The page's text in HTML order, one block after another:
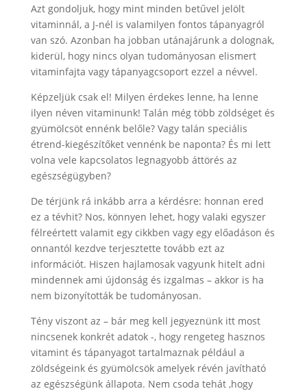
Azt gondoljuk, hogy mint minden betűvel jelölt
vitaminnál, a J-nél is valamilyen fontos tápanyagról
van szó. Azonban ha jobban utánajárunk a dolognak,
kiderül, hogy nincs olyan tudományosan elismert
vitaminfajta vagy tápanyagcsoport ezzel a névvel.
Képzeljük csak el! Milyen érdekes lenne, ha lenne
ilyen néven vitaminunk! Talán még több zöldséget és
gyümölcsöt ennénk belőle? Vagy talán speciális
étrend-kiegészítőket vennénk be naponta? És mi lett
volna vele kapcsolatos legnagyobb áttörés az
egészségügyben?
De térjünk rá inkább arra a kérdésre: honnan ered
ez a tévhit? Nos, könnyen lehet, hogy valaki egyszer
félreértett valamit egy cikkben vagy egy előadáson és
onnantól kezdve terjesztette tovább ezt az
információt. Hiszen hajlamosak vagyunk hitelt adni
mindennek ami újdonság és izgalmas – akkor is ha
nem bizonyították be tudományosan.
Tény viszont az – bár meg kell jegyeznünk itt most
nincsenek konkrét adatok -, hogy rengeteg hasznos
vitamint és tápanyagot tartalmaznak például a
zöldségeink és gyümölcsök amelyek révén javítható
az egészségünk állapota. Nem csoda tehát ,hogy